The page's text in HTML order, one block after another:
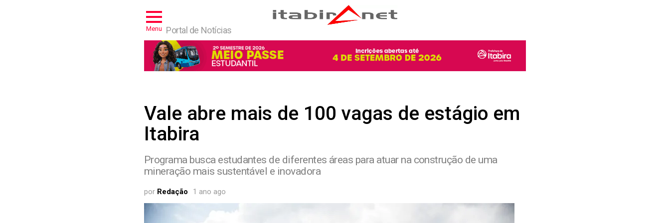
Menu Portal de Notícias
Vale abre mais de 100 vagas de estágio em
Itabira
Programa busca estudantes de diferentes áreas para atuar na construção de uma
mineração mais sustentável e inovadora
por Redação 1 ano ago